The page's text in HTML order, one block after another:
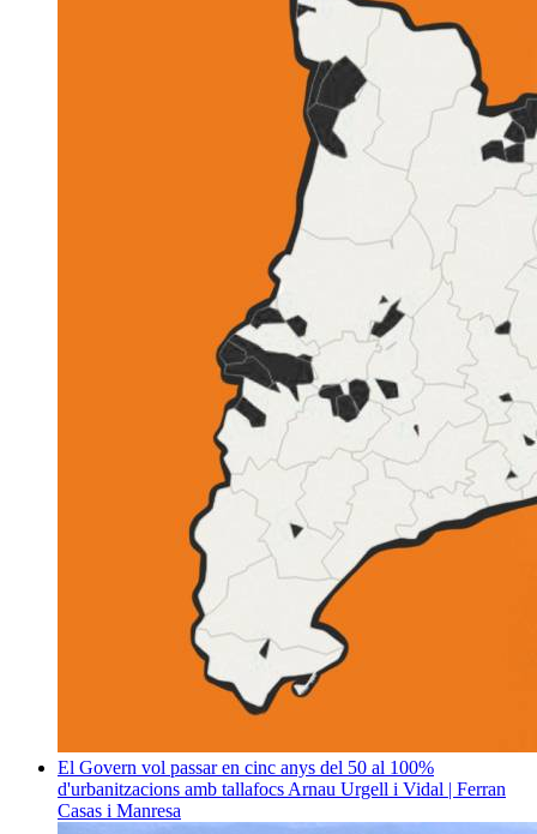
El Govern vol passar en cinc anys del 50 al 100%
d'urbanitzacions amb tallafocs Arnau Urgell i Vidal | Ferran
Casas i Manresa